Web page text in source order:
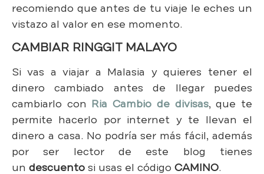
recomiendo que antes de tu viaje le eches un
vistazo al valor en ese momento.
CAMBIAR RINGGIT MALAYO
Si vas a viajar a Malasia y quieres tener el
dinero cambiado antes de llegar puedes
cambiarlo con Ria Cambio de divisas, que te
permite hacerlo por internet y te llevan el
dinero a casa. No podría ser más fácil, además
por ser lector de este blog tienes
un descuento si usas el código CAMINO.